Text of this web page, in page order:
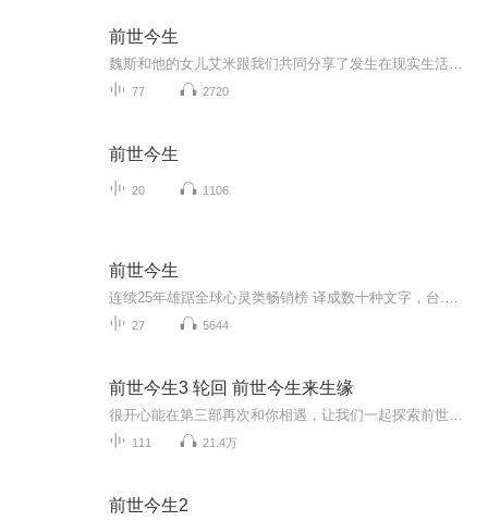
前世今生
77 2720
前世今生
20 1106
前世今生
27 5644
前世今生3 轮回 前世今生来生缘
111 21.4万
前世今生2